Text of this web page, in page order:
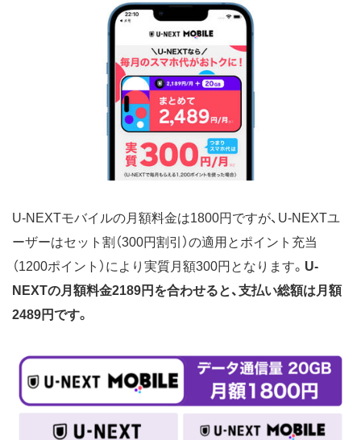
U-NEXTモバイルの月額料金は1800円ですが、U-NEXTユ
ーザーはセット割（300円割引）の適用とポイント充当
（1200ポイント）により実質月額300円となります。 U-
NEXTの月額料金2189円を合わせると、支払い総額は月額
2489円です。